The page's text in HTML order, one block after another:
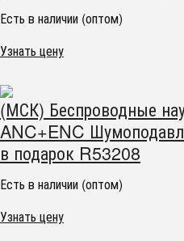
Есть в наличии (оптом)
Узнать цену
(МСК) Беспроводные
ANC+ENC
в подарок R53208
Есть в наличии (оптом)
Узнать цену